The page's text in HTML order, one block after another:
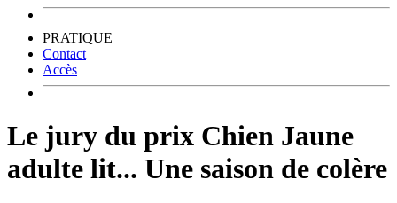
PRATIQUE
Contact
Accès
Le jury du prix Chien Jaune
adulte lit... Une saison de colère